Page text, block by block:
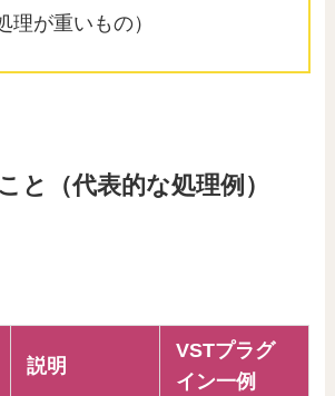
理が重いもの）
と（代表的な処理例）
説明
VSTプラグ
イン一例